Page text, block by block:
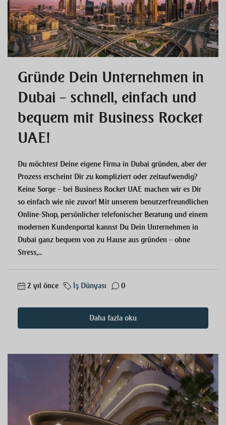
Gründe Dein Unternehmen in
Dubai – schnell, einfach und
bequem mit Business Rocket
UAE!
Du möchtest Deine eigene Firma in Dubai gründen, aber der
Prozess erscheint Dir zu kompliziert oder zeitaufwendig?
Keine Sorge – bei Business Rocket UAE machen wir es Dir
so einfach wie nie zuvor! Mit unserem benutzerfreundlichen
Online-Shop, persönlicher telefonischer Beratung und einem
modernen Kundenportal kannst Du Dein Unternehmen in
Dubai ganz bequem von zu Hause aus gründen – ohne
Stress,...
2 yıl önce İş Dünyası 0
Daha fazla oku